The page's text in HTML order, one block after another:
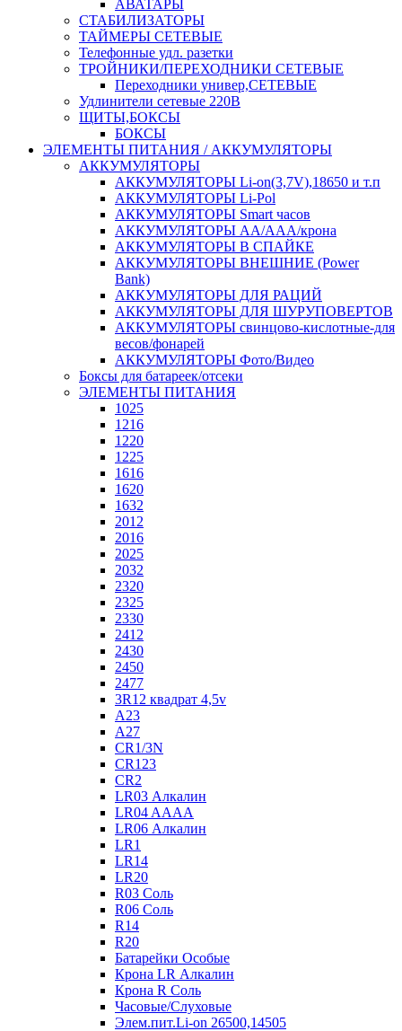
АВАТАРЫ
СТАБИЛИЗАТОРЫ
ТАЙМЕРЫ СЕТЕВЫЕ
Телефонные удл. разетки
ТРОЙНИКИ/ПЕРЕХОДНИКИ СЕТЕВЫЕ
Переходники универ,СЕТЕВЫЕ
Удлинители сетевые 220В
ЩИТЫ,БОКСЫ
БОКСЫ
ЭЛЕМЕНТЫ ПИТАНИЯ / АККУМУЛЯТОРЫ
АККУМУЛЯТОРЫ
АККУМУЛЯТОРЫ Li-on(3,7V),18650 и т.п
АККУМУЛЯТОРЫ Li-Pol
АККУМУЛЯТОРЫ Smart часов
АККУМУЛЯТОРЫ АА/ААА/крона
АККУМУЛЯТОРЫ В СПАЙКЕ
АККУМУЛЯТОРЫ ВНЕШНИЕ (Power
Bank)
АККУМУЛЯТОРЫ ДЛЯ РАЦИЙ
АККУМУЛЯТОРЫ ДЛЯ ШУРУПОВЕРТОВ
АККУМУЛЯТОРЫ свинцово-кислотные-для
весов/фонарей
АККУМУЛЯТОРЫ Фото/Видео
Боксы для батареек/отсеки
ЭЛЕМЕНТЫ ПИТАНИЯ
1025
1216
1220
1225
1616
1620
1632
2012
2016
2025
2032
2320
2325
2330
2412
2430
2450
2477
3R12 квадрат 4,5v
A23
A27
CR1/3N
CR123
CR2
LR03 Алкалин
LR04 AAAA
LR06 Алкалин
LR1
LR14
LR20
R03 Соль
R06 Соль
R14
R20
Батарейки Особые
Крона LR Алкалин
Крона R Соль
Часовые/Слуховые
Элем.пит.Li-on 26500,14505